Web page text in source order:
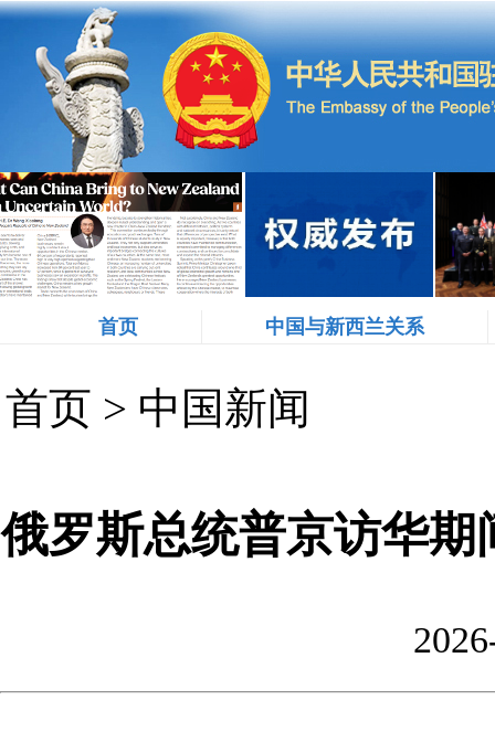
首页 中国与新西兰关系
首页 > 中国新闻
俄罗斯总统普京访华